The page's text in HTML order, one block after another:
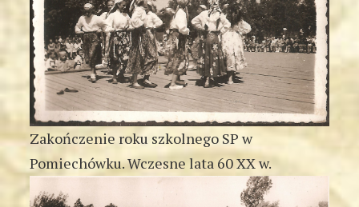
Zakończenie roku szkolnego SP w
Pomiechówku. Wczesne lata 60 XX w.